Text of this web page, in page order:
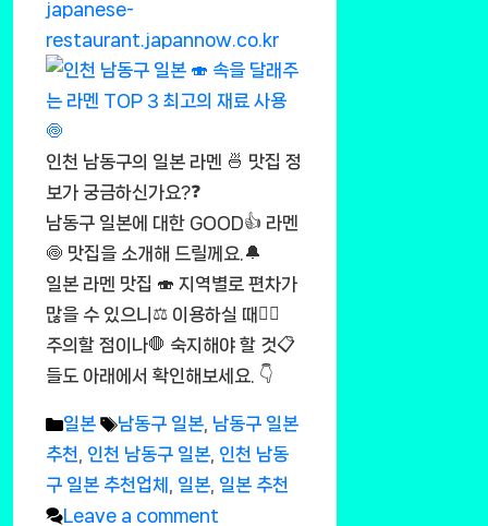
japanese-
restaurant.japannow.co.kr
인천 남동구의 일본 라멘 🍜 맛집 정
보가 궁금하신가요?❓
남동구 일본에 대한 GOOD👍 라멘
🍥 맛집을 소개해 드릴께요.🔔
일본 라멘 맛집 🍣 지역별로 편차가
많을 수 있으니⚖️ 이용하실 때🚶‍♂️
주의할 점이나🛑 숙지해야 할 것📋
들도 아래에서 확인해보세요. 👇
Categories
일본 Tags
남동구 일본 남동구 일본
추천
인천 남동구 일본 인천 남동
구 일본 추천업체
일본 일본 추천
Leave a comment